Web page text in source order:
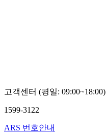
고객센터 (평일: 09:00~18:00)
1599-3122
ARS 번호안내